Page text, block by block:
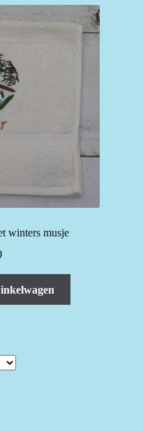
winters musje